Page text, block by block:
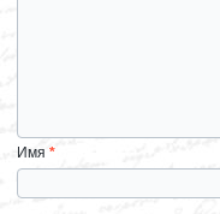
Имя*